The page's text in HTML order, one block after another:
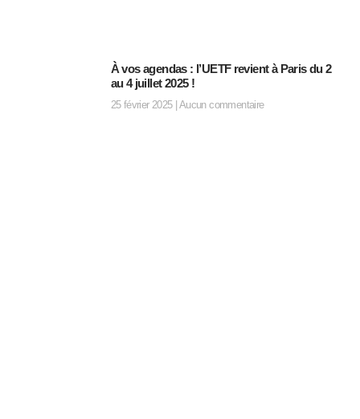
À vos agendas : l’UETF revient à Paris du 2
au 4 juillet 2025 !
25 février 2025 Aucun commentaire